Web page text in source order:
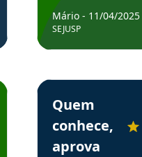
Concursos em depoimento
Mário - 11/04/2025
SEJUSP
Estudante Henrique
Quem
conhece,
aprova